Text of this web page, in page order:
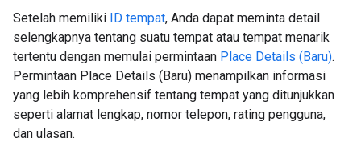
Setelah memiliki ID tempat, Anda dapat meminta detail
selengkapnya tentang suatu tempat atau tempat menarik
tertentu dengan memulai permintaan Place Details (Baru).
Permintaan Place Details (Baru) menampilkan informasi
yang lebih komprehensif tentang tempat yang ditunjukkan
seperti alamat lengkap, nomor telepon, rating pengguna,
dan ulasan.